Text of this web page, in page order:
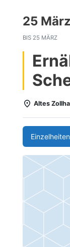
25 März
BIS 25 MÄRZ
Altes
Einzelheiten